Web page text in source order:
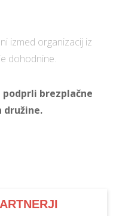
izmed organizacij iz
dohodnine.
brezplačne
družine.